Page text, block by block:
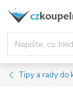
Přejít
obsah
Tipy a rady do